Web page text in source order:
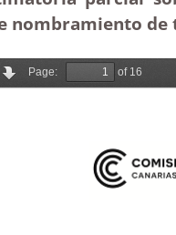
nombramiento de